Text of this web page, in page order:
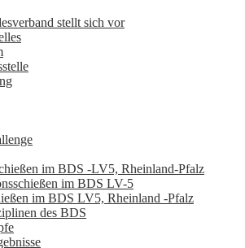
stellt sich vor
im BDS -LV5, Rheinland-Pfalz
im BDS LV-5
im BDS LV5, Rheinland -Pfalz
des BDS